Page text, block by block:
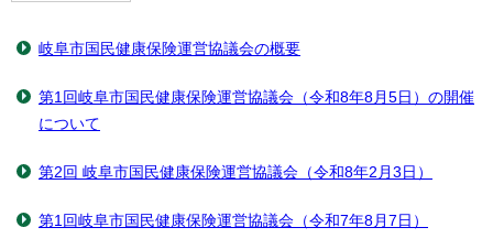
岐阜市国民健康保険運営協議会の概要
第1回岐阜市国民健康保険運営協議会（令和8年8月5日）の開催
について
第2回 岐阜市国民健康保険運営協議会（令和8年2月3日）
第1回岐阜市国民健康保険運営協議会（令和7年8月7日）